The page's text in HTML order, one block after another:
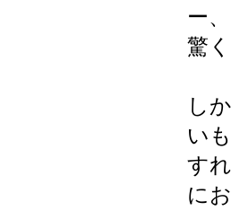
ー
驚
し
い
す
に